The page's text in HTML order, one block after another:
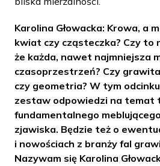
Karolina Głowacka: Krowa, a
kwiat czy cząsteczka? Czy to
że każda, nawet najmniejsza
czasoprzestrzeń? Czy
czy geometria? W tym
zestaw odpowiedzi na temat
fundamentalnego
zjawiska. Będzie też o
i nowościach z branży fal
Nazywam się Karolina